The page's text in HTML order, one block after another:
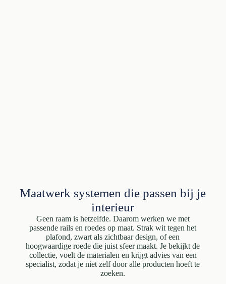
Maatwerk systemen die passen bij je
interieur
Geen raam is hetzelfde. Daarom werken we met
passende rails en roedes op maat. Strak wit tegen het
plafond, zwart als zichtbaar design, of een
hoogwaardige roede die juist sfeer maakt. Je bekijkt de
collectie, voelt de materialen en krijgt advies van een
specialist, zodat je niet zelf door alle producten hoeft te
zoeken.